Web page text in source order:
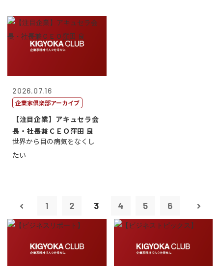
2026.07.16
企業家倶楽部アーカイブ
【注目企業】アキュセラ会
長・社長兼ＣＥＯ窪田 良
世界から目の病気をなくし
たい
1 2 3 4 5 6